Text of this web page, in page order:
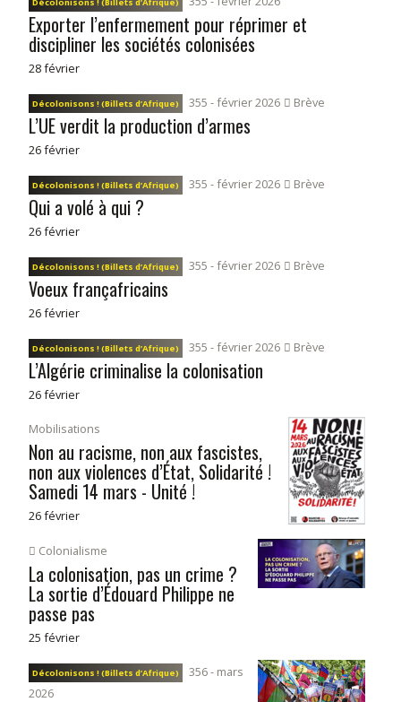
Exporter l’enfermement pour réprimer et
discipliner les sociétés colonisées
28 février
Décolonisons ! (Billets d’Afrique) 355 - février 2026 Brève
L’UE verdit la production d’armes
26 février
Décolonisons ! (Billets d’Afrique) 355 - février 2026 Brève
Qui a volé à qui ?
26 février
Décolonisons ! (Billets d’Afrique) 355 - février 2026 Brève
Voeux françafricains
26 février
Décolonisons ! (Billets d’Afrique) 355 - février 2026 Brève
L’Algérie criminalise la colonisation
26 février
Mobilisations
Non au racisme, non aux fascistes,
non aux violences d’État, Solidarité !
Samedi 14 mars - Unité !
26 février
Colonialisme
La colonisation, pas un crime ?
La sortie d’Édouard Philippe ne
passe pas
25 février
Décolonisons ! (Billets d’Afrique)
356 - mars
2026